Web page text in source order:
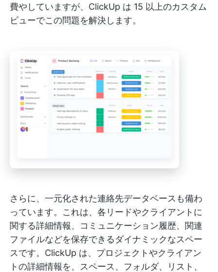
費やしていますが、ClickUp は 15 以上のカスタム
ビューでこの問題を解決します。
さらに、一元化された連絡先データベースも備わ
っています。これは、各リードやクライアントに
関する詳細情報、コミュニケーション履歴、関連
ファイルなどを保存できるダイナミックなスペー
スです。ClickUp は、プロジェクトやクライアン
トの詳細情報を、スペース、フォルダ、リスト、